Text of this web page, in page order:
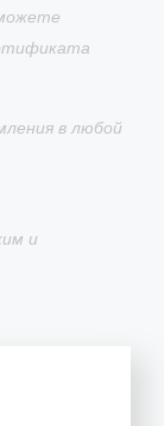
в любой
и